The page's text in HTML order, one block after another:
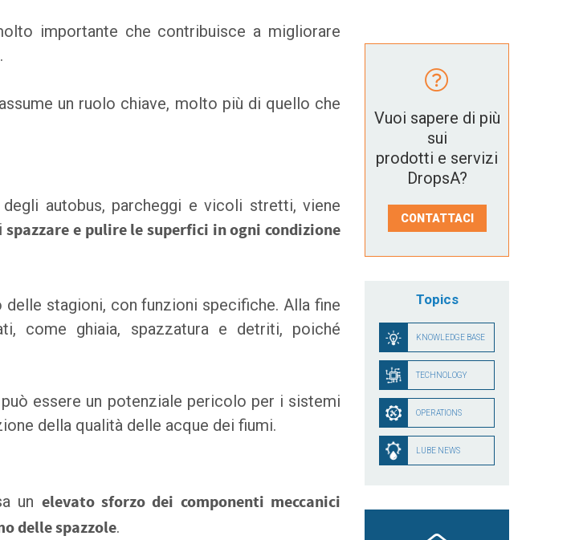
importante che contribuisce a migliorare
un ruolo chiave, molto più di quello che
autobus, parcheggi e vicoli stretti, viene
spazzare e pulire le superfici in ogni condizione
stagioni, con funzioni specifiche. Alla fine
come ghiaia, spazzatura e detriti, poiché
essere un potenziale pericolo per i sistemi
della qualità delle acque dei fiumi.
un elevato sforzo dei componenti meccanici
delle spazzole.
Vuoi sapere di più
sui
prodotti e servizi
DropsA?
CONTATTACI
Topics
KNOWLEDGE BASE
TECHNOLOGY
OPERATIONS
LUBE NEWS